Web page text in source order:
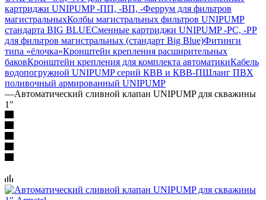
картриджи UNIPUMP -ПП, -ВП, -Феррум для фильтров
магистральныхКолбы магистральных фильтров UNIPUMP
стандарта BIG BLUEСменные картриджи UNIPUMP -PC, -PP
для фильтров магистральных (стандарт Big Blue)Фитинги
типа «ёлочка»Кронштейн крепления расширительных
баковКронштейн крепления для комплекта автоматикиКабель
водопогружной UNIPUMP серий КВВ и КВВ-ПШланг ПВХ
поливочный армированный UNIPUMP
—Автоматический сливной клапан UNIPUMP для скважины
1"